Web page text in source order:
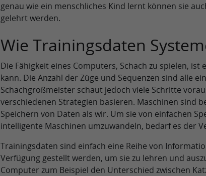
genau wie ein menschliches Kind lernt können sie
gelehrt werden.
Wie Trainingsdaten
Die Fähigkeit eines Computers, Schach zu spielen,
kann. Die Anzahl der Züge und Sequenzen sind alle
Schachgroßmeister schaut jedoch viele Schritte
verschiedenen Strategien basieren. Maschinen sind
Speichern von Daten als wir. Um sie von einfachen
intelligente Maschinen umzuwandeln, bedarf es der
Trainingsdaten sind einfach eine Reihe von
Verfügung gestellt werden, um sie zu lehren und
Computer zum Beispiel den Unterschied zwischen